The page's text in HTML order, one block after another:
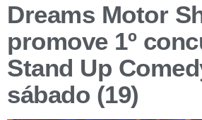
Dreams Motor
promove 1º
Stand Up
sábado (19)